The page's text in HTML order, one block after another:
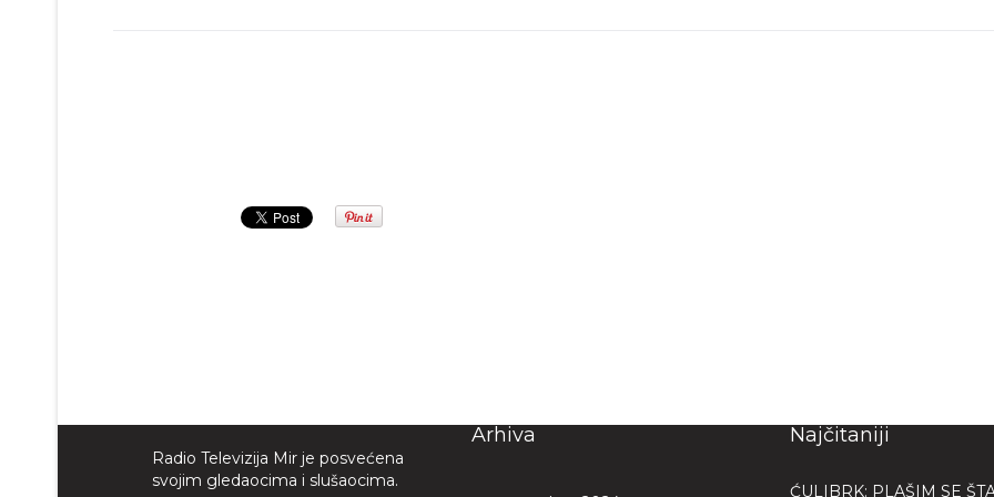
Radio Televizija Mir je posvećena
svojim gledaocima i slušaocima.
Arhiva Najčitaniji
ĆULIBRK: PLAŠIM SE